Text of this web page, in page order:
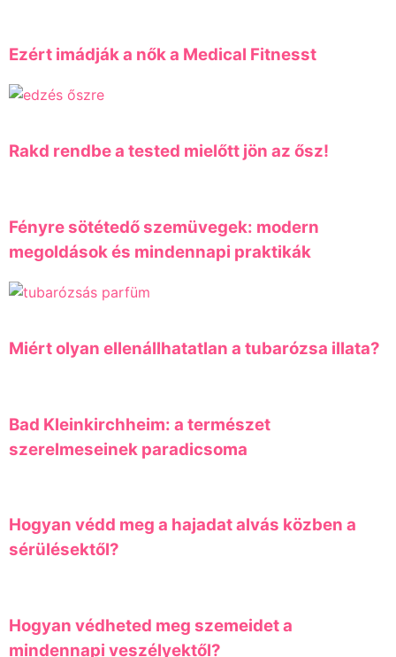
Ezért imádják a nők a Medical Fitnesst
Rakd rendbe a tested mielőtt jön az ősz!
Fényre sötétedő szemüvegek: modern
megoldások és mindennapi praktikák
Miért olyan ellenállhatatlan a tubarózsa illata?
Bad Kleinkirchheim: a természet
szerelmeseinek paradicsoma
Hogyan védd meg a hajadat alvás közben a
sérülésektől?
Hogyan védheted meg szemeidet a
mindennapi veszélyektől?